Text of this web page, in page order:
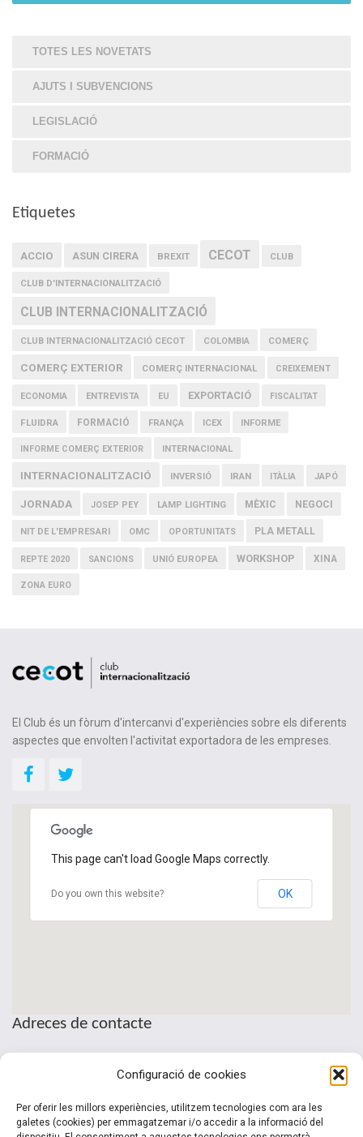
Configuració de cookies
Per oferir les millors experiències, utilitzem tecnologies com ara les
galetes (cookies) per emmagatzemar i/o accedir a la informació del
TOTES LES NOVETATS
AJUTS I SUBVENCIONS
LEGISLACIÓ
FORMACIÓ
Etiquetes
ACCIO ASUN CIRERA BREXIT CECOT CLUB
CLUB D'INTERNACIONALITZACIÓ
CLUB INTERNACIONALITZACIÓ
CLUB INTERNACIONALITZACIÓ CECOT COLOMBIA COMERÇ
COMERÇ EXTERIOR COMERÇ INTERNACIONAL CREIXEMENT
ECONOMIA ENTREVISTA EU EXPORTACIÓ FISCALITAT
FLUIDRA FORMACIÓ FRANÇA ICEX INFORME
INFORME COMERÇ EXTERIOR INTERNACIONAL
INTERNACIONALITZACIÓ INVERSIÓ IRAN ITÀLIA JAPÓ
JORNADA JOSEP PEY LAMP LIGHTING MÈXIC NEGOCI
NIT DE L'EMPRESARI OMC OPORTUNITATS PLA METALL
REPTE 2020 SANCIONS UNIÓ EUROPEA WORKSHOP XINA
ZONA EURO
El Club és un fòrum d'intercanvi d'experiències sobre els diferents
aspectes que envolten l'activitat exportadora de les empreses.
This page can't load Google Maps correctly.
Do you own this website? OK
Adreces de contacte
Telèfon: (+34) 937 361 100